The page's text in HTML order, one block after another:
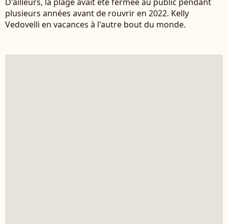
plusieurs années avant de rouvrir en 2022. Kelly
Vedovelli en vacances à l'autre bout du monde.